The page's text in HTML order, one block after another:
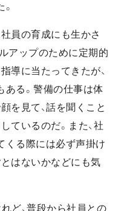
員の育成にも生かさ
アップのために定期的
導に当たってきたが、
ある。警備の仕事は体
を見て、話を聞くこと
ているのだ。また、社
くる際には必ず声掛け
はないかなどにも気
ど、普段から社員との